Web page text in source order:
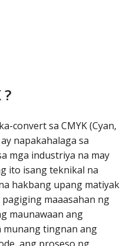
?
convert sa CMYK (Cyan,
napakahalaga sa
mga industriya na may
ito isang teknikal na
hakbang upang matiyak
maaasahan ng
maunawaan ang
munang tingnan ang